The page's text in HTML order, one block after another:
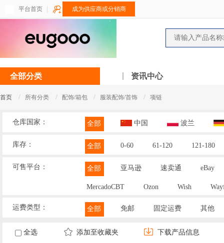
平台首页 成为供应商或分销商
全部分类 资讯中心
首页 / 所有分类 / 配饰/箱包 / 服装配饰/首饰 / 项链
仓库国家： 全部 中国 波兰
库存： 全部 0-60 61-120 121-180
可售平台： 全部 亚马逊 速卖通 eBay
MercadoCBT Ozon Wish
运费类型： 全部 免邮 固定运费 其他
全选 添加至收藏夹 下载产品信息